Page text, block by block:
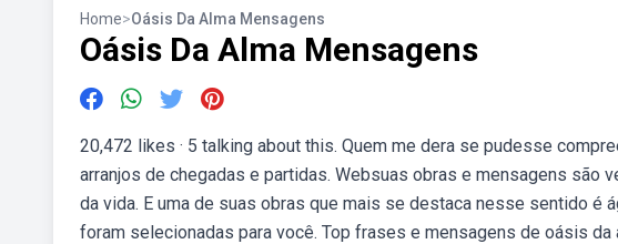
Home>Oásis Da Alma Mensagens
Oásis Da Alma Mensagens
20,472 likes · 5 talking about this. Quem me dera se pudesse
arranjos de chegadas e partidas. Websuas obras e mensagens são
da vida. E uma de suas obras que mais se destaca nesse sentido é
foram selecionadas para você. Top frases e mensagens de oásis